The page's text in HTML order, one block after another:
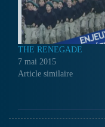
THE RENEGADE
7 mai 2015
Article similaire